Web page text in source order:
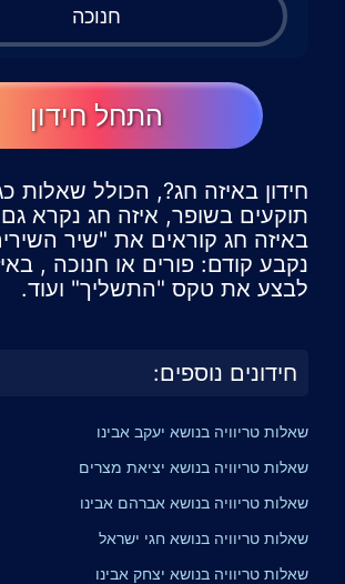
חנוכה
התחל חידון
חידון באיזה חג?, הכולל שאלות
תוקעים בשופר, איזה חג נקרא
באיזה חג קוראים את "שיר
נקבע קודם: פורים או חנוכה ,
לבצע את טקס "התשליך" ועוד.
חידונים נוספים:
שאלות טריוויה בנושא יעקב אבינו
שאלות טריוויה בנושא יציאת מצרים
שאלות טריוויה בנושא אברהם אבינו
שאלות טריוויה בנושא חגי ישראל
שאלות טריוויה בנושא יצחק אבינו